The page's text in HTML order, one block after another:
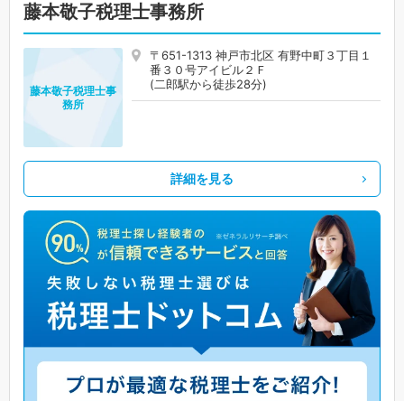
藤本敬子税理士事務所
〒651-1313 神戸市北区 有野中町３丁目１
番３０号アイビル２Ｆ
(二郎駅から徒歩28分)
藤本敬子税理士事
務所
詳細を見る